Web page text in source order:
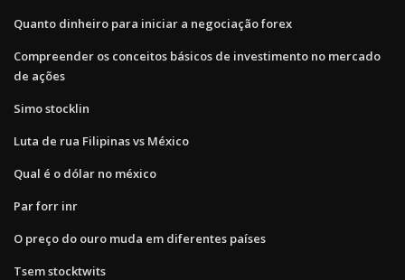
Quanto dinheiro para iniciar a negociação forex
Compreender os conceitos básicos de investimento no mercado
de ações
Simo stocklin
Luta de rua Filipinas vs México
Qual é o dólar no méxico
Par forr inr
O preço do ouro muda em diferentes países
Tsem stocktwits